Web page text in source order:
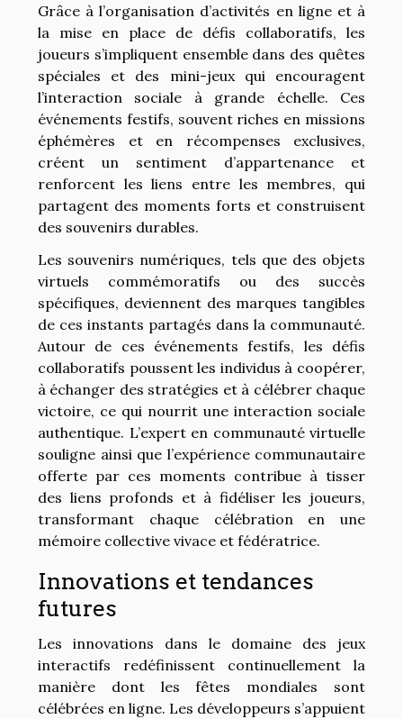
Grâce à l’organisation d’activités en ligne et à
la mise en place de défis collaboratifs, les
joueurs s’impliquent ensemble dans des quêtes
spéciales et des mini-jeux qui encouragent
l’interaction sociale à grande échelle. Ces
événements festifs, souvent riches en missions
éphémères et en récompenses exclusives,
créent un sentiment d’appartenance et
renforcent les liens entre les membres, qui
partagent des moments forts et construisent
des souvenirs durables.
Les souvenirs numériques, tels que des objets
virtuels commémoratifs ou des succès
spécifiques, deviennent des marques tangibles
de ces instants partagés dans la communauté.
Autour de ces événements festifs, les défis
collaboratifs poussent les individus à coopérer,
à échanger des stratégies et à célébrer chaque
victoire, ce qui nourrit une interaction sociale
authentique. L’expert en communauté virtuelle
souligne ainsi que l’expérience communautaire
offerte par ces moments contribue à tisser
des liens profonds et à fidéliser les joueurs,
transformant chaque célébration en une
mémoire collective vivace et fédératrice.
Innovations et tendances
futures
Les innovations dans le domaine des jeux
interactifs redéfinissent continuellement la
manière dont les fêtes mondiales sont
célébrées en ligne. Les développeurs s’appuient